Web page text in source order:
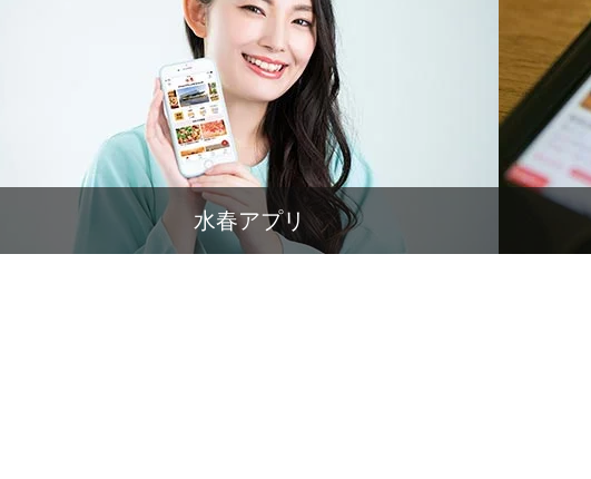
水春アプリ